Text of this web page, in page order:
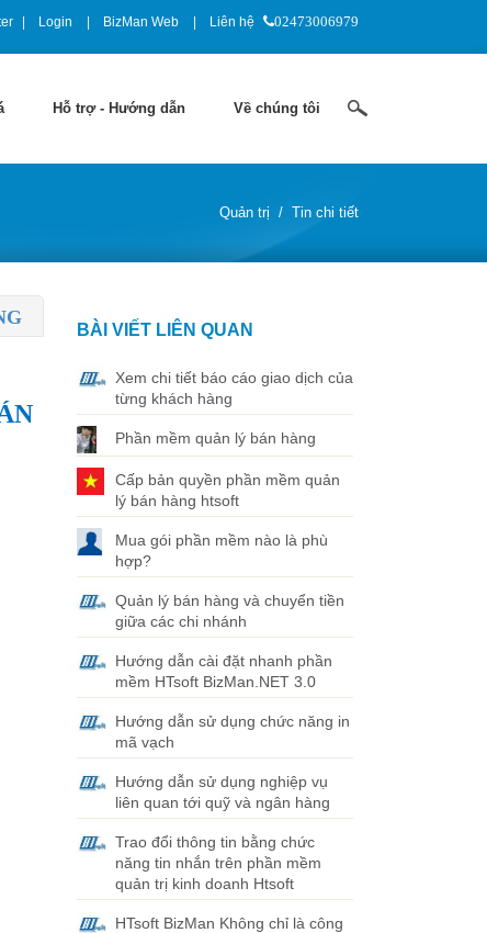
Login BizMan Web Liên hệ 02473006979
Hỗ trợ - Hướng dẫn Về chúng tôi
Quản trị / Tin chi tiết
BÀI VIẾT LIÊN QUAN
Xem chi tiết báo cáo giao dịch của
từng khách hàng
Phần mềm quản lý bán hàng
Cấp bản quyền phần mềm quản
lý bán hàng htsoft
Mua gói phần mềm nào là phù
hợp?
Quản lý bán hàng và chuyển tiền
giữa các chi nhánh
Hướng dẫn cài đặt nhanh phần
mềm HTsoft BizMan.NET 3.0
Hướng dẫn sử dụng chức năng in
mã vạch
Hướng dẫn sử dụng nghiệp vụ
liên quan tới quỹ và ngân hàng
Trao đổi thông tin bằng chức
năng tin nhắn trên phần mềm
quản trị kinh doanh Htsoft
HTsoft BizMan Không chỉ là công